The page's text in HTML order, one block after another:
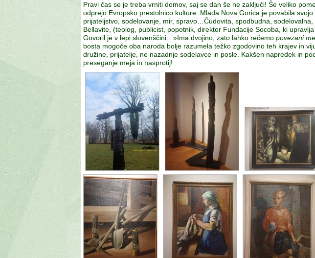
Pravi čas se je treba vrniti domov, saj se dan še ne zaključi! Še veliko
odprejo Evropsko prestolnico kulture. Mlada Nova Gorica je povabila
prijateljstvo, sodelovanje, mir, spravo…Čudovita, spodbudna,
Bellavite, (teolog, publicist, popotnik, direktor Fundacije Socoba, ki
Govoril je v lepi slovenščini…»Ima dvojino, zato lahko rečemo povezani
bosta mogoče oba naroda bolje razumela težko zgodovino teh krajev in
družine, prijatelje, ne nazadnje sodelavce in posle. Kakšen napredek in
preseganje meja in nasprotij!